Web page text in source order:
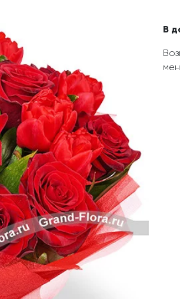
Просто так
Свадьба
Свидание
Спасибо!
Юбилей
Сестре
Брату
Врачу
Коллеге
Бабушке
Дедушке
В